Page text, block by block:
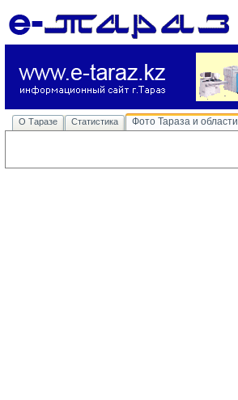
О Таразе Статистика Фото Тараза и области